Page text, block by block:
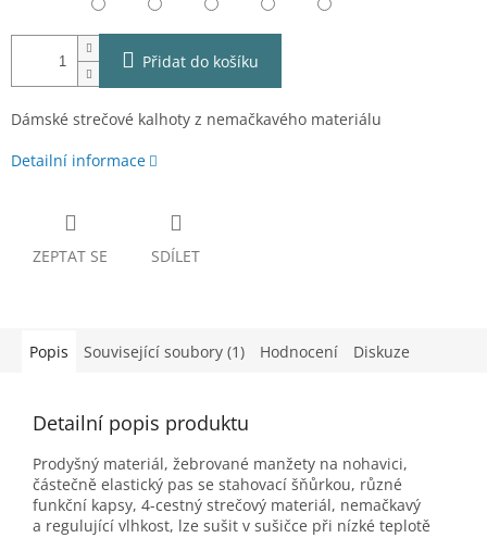
Přidat do košíku
Dámské strečové kalhoty z nemačkavého materiálu
Detailní informace
ZEPTAT SE SDÍLET
Popis Související soubory (1) Hodnocení Diskuze
Detailní popis produktu
Prodyšný materiál, žebrované manžety na nohavici,
částečně elastický pas se stahovací šňůrkou, různé
funkční kapsy, 4-cestný strečový materiál, nemačkavý
a regulující vlhkost, lze sušit v sušičce při nízké teplotě